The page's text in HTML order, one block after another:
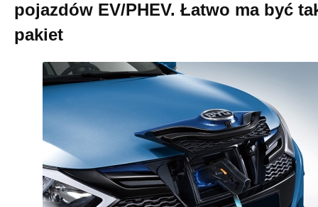
pojazdów EV/PHEV. Łatwo ma być
pakiet